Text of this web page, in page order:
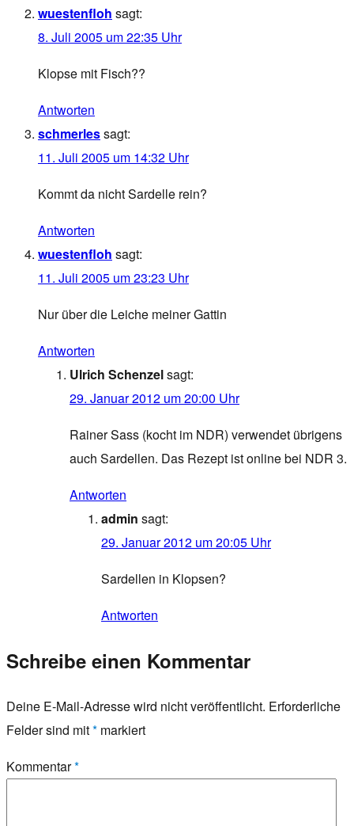
wuestenfloh sagt:
8. Juli 2005 um 22:35 Uhr
Klopse mit Fisch??
Antworten
schmerlessagt:
11. Juli 2005 um 14:32 Uhr
Kommt da nicht Sardelle rein?
Antworten
wuestenfloh sagt:
11. Juli 2005 um 23:23 Uhr
Nur über die Leiche meiner Gattin
Antworten
Ulrich Schenzelsagt:
29. Januar 2012 um 20:00 Uhr
Rainer Sass (kocht im NDR) verwendet übrigens
auch Sardellen. Das Rezept ist online bei NDR 3.
Antworten
admin sagt:
29. Januar 2012 um 20:05 Uhr
Sardellen in Klopsen?
Antworten
Schreibe einen Kommentar
Deine E-Mail-Adresse wird nicht veröffentlicht. Erforderliche
Felder sind mit* markiert
Kommentar*